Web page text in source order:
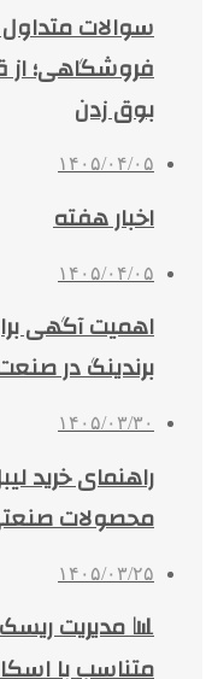
سوالات
فروشگاهی؛
بوق زدن
۱۴۰۵/۰۴/۰۵
اخبار هفته
۱۴۰۵/۰۴/۰۵
اهمیت آگهی
برندینگ در
۱۴۰۵/۰۳/۳۰
راهنمای خرید
محصولات
۱۴۰۵/۰۳/۲۵
📊 مدیریت
متناسب با